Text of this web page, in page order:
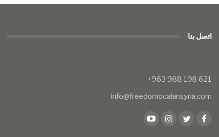
اتصل بنا
info@freedomocalansyria.com